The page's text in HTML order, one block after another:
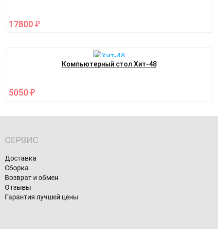
17800 ₽
Компьютерный стол Хит-48
5050 ₽
СЕРВИС
Доставка
Сборка
Возврат и обмен
Отзывы
Гарантия лучшей цены